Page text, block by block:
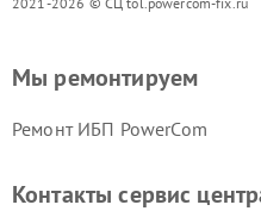
Мы ремонтируем
Ремонт ИБП PowerCom
Контакты сервис